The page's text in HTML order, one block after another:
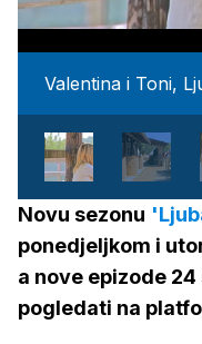
Valentina i Toni,
Novu sezonu
ponedjeljkom i
a nove epizode
pogledati na